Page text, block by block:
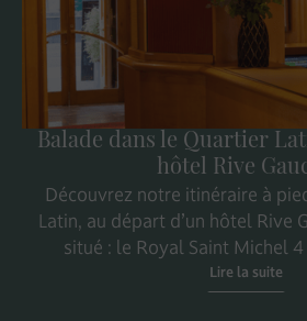
Balade dans le Quartier
hôtel Rive
Découvrez notre itinéraire à
Latin, au départ d’un hôtel Rive
situé : le Royal Saint Michel
Lire la suite